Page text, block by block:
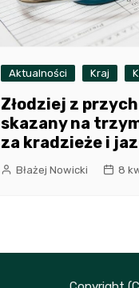
Aktualności Kraj
Złodziej z
skazany na
za kradzieże i
Błażej Nowicki 8